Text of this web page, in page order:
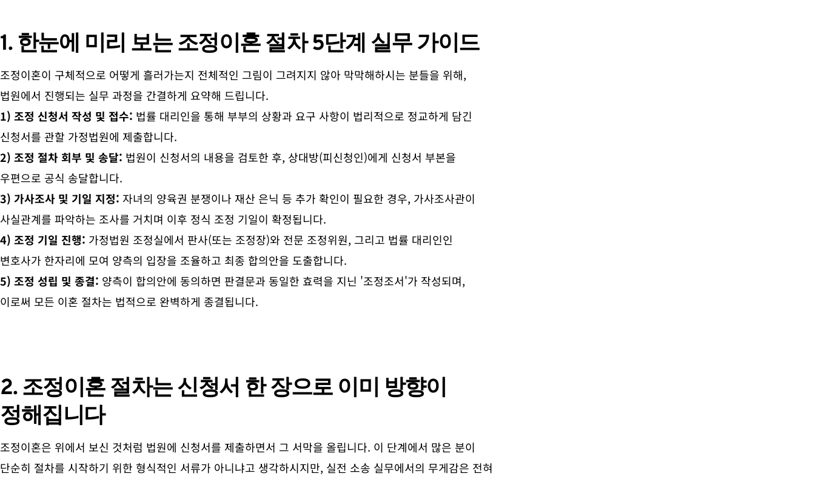
1. 한눈에 미리 보는조정이혼 절차5단계 실무 가이드
조정이혼이 구체적으로 어떻게 흘러가는지 전체적인 그림이 그려지지 않아 막막해하시는 분들을 위해,
법원에서 진행되는 실무 과정을 간결하게 요약해 드립니다.
1) 조정 신청서 작성 및 접수: 법률 대리인을 통해 부부의 상황과 요구 사항이 법리적으로 정교하게 담긴
신청서를 관할 가정법원에 제출합니다.
2) 조정 절차 회부 및 송달: 법원이 신청서의 내용을 검토한 후, 상대방(피신청인)에게 신청서 부본을
우편으로 공식 송달합니다.
3) 가사조사 및 기일 지정: 자녀의 양육권 분쟁이나 재산 은닉 등 추가 확인이 필요한 경우, 가사조사관이
사실관계를 파악하는 조사를 거치며 이후 정식 조정 기일이 확정됩니다.
4) 조정 기일 진행: 가정법원 조정실에서 판사(또는 조정장)와 전문 조정위원, 그리고 법률 대리인인
변호사가 한자리에 모여 양측의 입장을 조율하고 최종 합의안을 도출합니다.
5) 조정 성립 및 종결: 양측이 합의안에 동의하면 판결문과 동일한 효력을 지닌 '조정조서'가 작성되며,
이로써 모든 이혼 절차는 법적으로 완벽하게 종결됩니다.
2.조정이혼 절차는 신청서 한 장으로 이미 방향이
정해집니다
조정이혼은 위에서 보신 것처럼 법원에 신청서를 제출하면서 그 서막을 올립니다. 이 단계에서 많은 분이
단순히 절차를 시작하기 위한 형식적인 서류가 아니냐고 생각하시지만, 실전 소송 실무에서의 무게감은 전혀